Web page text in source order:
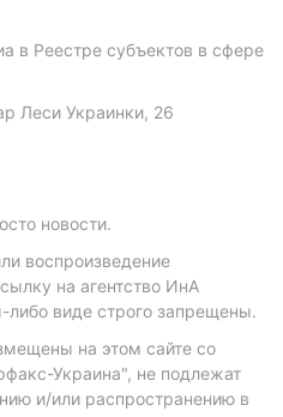
в Реестре субъектов в сфере
Леси Украинки, 26
новости.
воспроизведение
на агентство ИнА
либо виде строго запрещены.
на этом сайте со
Украина", не подлежат
и/или распространению в